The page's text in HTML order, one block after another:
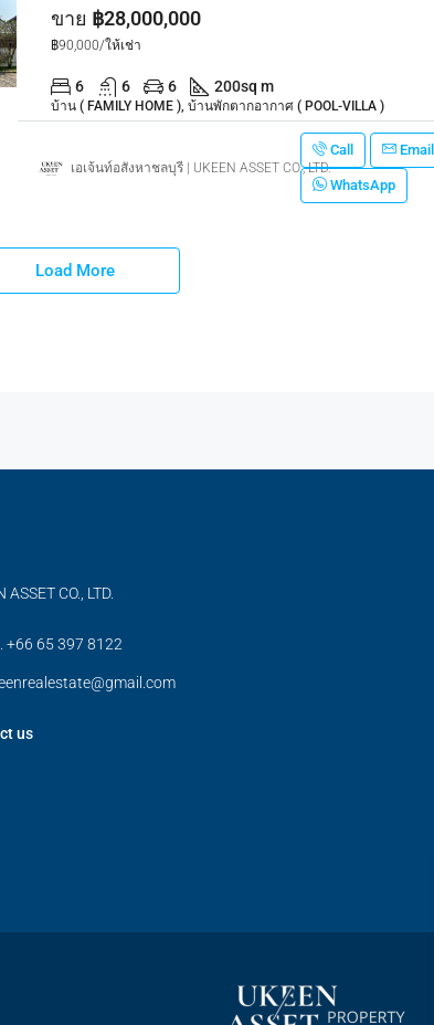
ขาย ฿28,000,000
฿90,000/ให้เช่า
6 6 6 200sq m
บ้าน ( FAMILY HOME ), บ้านพักตากอากาศ ( POOL-VILLA )
เอเจ้นท์อสังหาชลบุรี | UKEEN ASSET CO., LTD.
Call Email
WhatsApp
Load More
ASSET CO., LTD.
+66 65 397 8122
us